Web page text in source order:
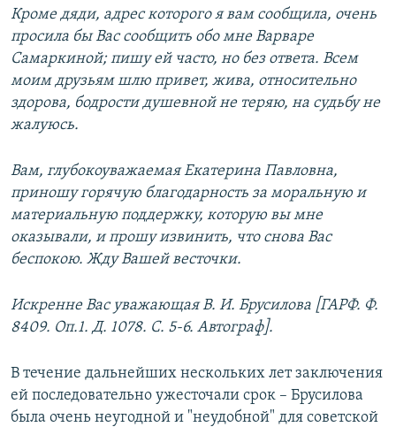
Кроме дяди, адрес которого я вам сообщила, очень
просила бы Вас сообщить обо мне Варваре
Самаркиной; пишу ей часто, но без ответа. Всем
моим друзьям шлю привет, жива, относительно
здорова, бодрости душевной не теряю, на судьбу не
жалуюсь.
Вам, глубокоуважаемая Екатерина Павловна,
приношу горячую благодарность за моральную и
материальную поддержку, которую вы мне
оказывали, и прошу извинить, что снова Вас
беспокою. Жду Вашей весточки.
Искренне Вас уважающая В. И. Брусилова [ГАРФ. Ф.
8409. Оп.1. Д. 1078. С. 5-6. Автограф].
В течение дальнейших нескольких лет заключения
ей последовательно ужесточали срок – Брусилова
была очень неугодной и "неудобной" для советской